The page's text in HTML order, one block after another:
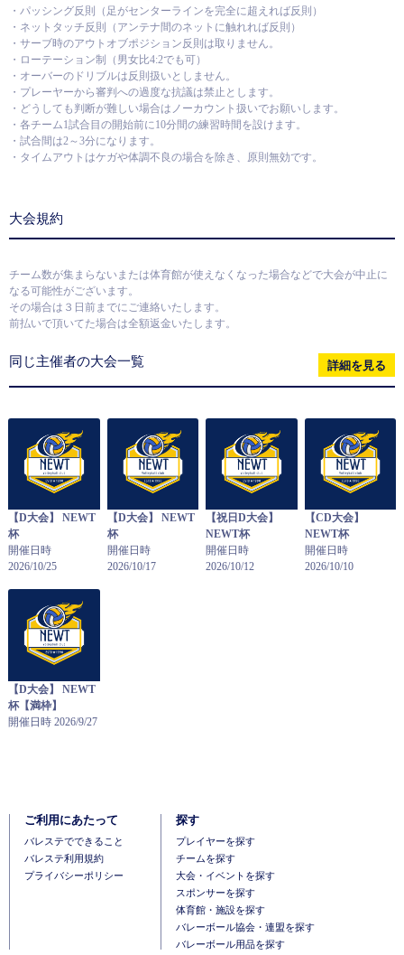
・パッシング反則（足がセンターラインを完全に超えれば反則）
・ネットタッチ反則（アンテナ間のネットに触れれば反則）
・サーブ時のアウトオブポジション反則は取りません。
・ローテーション制（男女比4:2でも可）
・オーバーのドリブルは反則扱いとしません。
・プレーヤーから審判への過度な抗議は禁止とします。
・どうしても判断が難しい場合はノーカウント扱いでお願いします。
・各チーム1試合目の開始前に10分間の練習時間を設けます。
・試合間は2～3分になります。
・タイムアウトはケガや体調不良の場合を除き、原則無効です。
大会規約
チーム数が集まらないまたは体育館が使えなくなった場合などで大会が中止に
なる可能性がございます。
その場合は３日前までにご連絡いたします。
前払いで頂いてた場合は全額返金いたします。
同じ主催者の大会一覧 詳細を見る
【D大会】 NEWT
杯
開催日時
2026/10/25
【D大会】 NEWT
杯
開催日時
2026/10/17
【祝日D大会】
NEWT杯
開催日時
2026/10/12
【CD大会】
NEWT杯
開催日時
2026/10/10
【D大会】 NEWT
杯【満枠】
開催日時 2026/9/27
ご利用にあたって
バレステでできること
バレステ利用規約
プライバシーポリシー
探す
プレイヤーを探す
チームを探す
大会・イベントを探す
スポンサーを探す
体育館・施設を探す
バレーボール協会・連盟を探す
バレーボール用品を探す